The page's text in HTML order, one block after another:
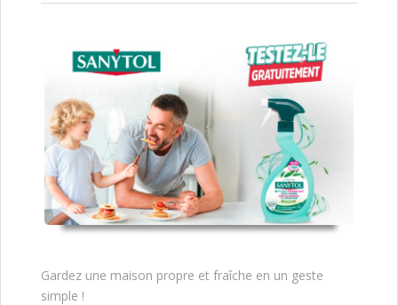
Gardez une maison propre et fraîche en un geste
simple !